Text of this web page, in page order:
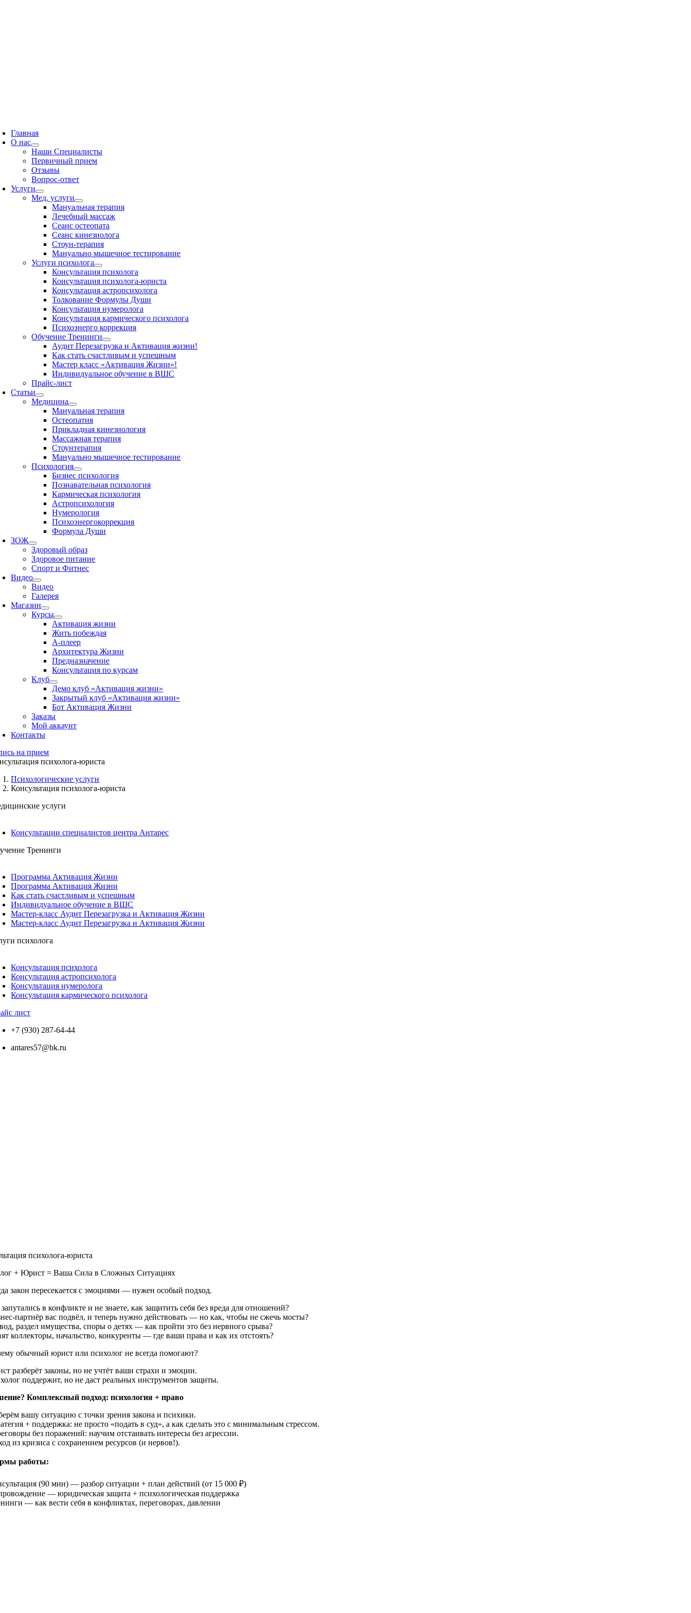
Главная
О нас
Наши Специалисты
Первичный прием
Отзывы
Вопрос-ответ
Услуги
Мед. услуги
Мануальная терапия
Лечебный массаж
Сеанс остеопата
Сеанс кинезиолога
Стоун-терапия
Мануально мышечное тестирование
Услуги психолога
Консультация психолога
Консультация психолога-юриста
Консультация астропсихолога
Толкование Формулы Души
Консультация нумеролога
Консультация кармического психолога
Психоэнерго коррекция
Обучение Тренинги
Аудит Перезагрузка и Активация жизни!
Как стать счастливым и успешным
Мастер класс «Активация Жизни»!
Индивидуальное обучение в ВШС
Прайс-лист
Статьи
Медицина
Мануальная терапия
Остеопатия
Прикладная кинезиология
Массажная терапия
Стоунтерапия
Мануально мышечное тестирование
Психология
Бизнес психология
Познавательная психология
Кармическая психология
Астропсихология
Нумерология
Психоэнергокоррекция
Формула Души
ЗОЖ
Здоровый образ
Здоровое питание
Спорт и Фитнес
Видео
Видео
Галерея
Магазин
Курсы
Активация жизни
Жить побеждая
А-плеер
Архитектура Жизни
Предназначение
Консультация по курсам
Клуб
Демо клуб «Активация жизни»
Закрытый клуб «Активация жизни»
Бот Активация Жизни
Заказы
Мой аккаунт
Контакты
на прием
психолога-юриста
Психологические услуги
Консультация психолога-юриста
услуги
Консультации специалистов центра Антарес
Тренинги
Программа Активация Жизни
Программа Активация Жизни
Как стать счастливым и успешным
Индивидуальное обучение в ВШС
Мастер-класс Аудит Перезагрузка и Активация Жизни
Мастер-класс Аудит Перезагрузка и Активация Жизни
психолога
Консультация психолога
Консультация астропсихолога
Консультация нумеролога
Консультация кармического психолога
лист
+7 (930) 287-64-44
antares57@bk.ru
психолога-юриста
+ Юрист = Ваша Сила в Сложных Ситуациях
закон пересекается с эмоциями — нужен особый подход.
в конфликте и не знаете, как защитить себя без вреда для отношений?
партнёр вас подвёл, и теперь нужно действовать — но как, чтобы не сжечь мосты?
раздел имущества, споры о детях — как пройти это без нервного срыва?
коллекторы, начальство, конкуренты — где ваши права и как их отстоять?
обычный юрист или психолог не всегда помогают?
разберёт законы, но не учтёт ваши страхи и эмоции.
поддержит, но не даст реальных инструментов защиты.
Комплексный подход: психология + право
вашу ситуацию с точки зрения закона и психики.
+ поддержка: не просто «подать в суд», а как сделать это с минимальным стрессом.
без поражений: научим отстаивать интересы без агрессии.
из кризиса с сохранением ресурсов (и нервов!).
работы:
(90 мин) — разбор ситуации + план действий (от 15 000 ₽)
— юридическая защита + психологическая поддержка
— как вести себя в конфликтах, переговорах, давлении